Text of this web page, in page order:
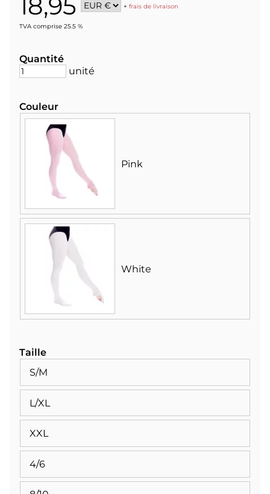
+frais de livraison
TVA comprise 25.5 %
Quantité
unité
Couleur
Pink
White
Taille
S/M
L/XL
XXL
4/6